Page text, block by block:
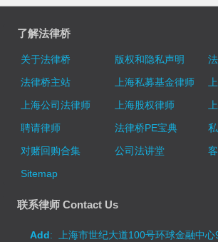
了解法律桥
关于法律桥 版权和隐私声明
法律桥主站
上海私募基金律师
上海公司法律师
上海股权律师
聘请律师
法律桥PE宝典
对赌回购合集
公司法讲堂
Sitemap
联系律师 Contact Us
Add: 上海市世纪大道100号环球金融中